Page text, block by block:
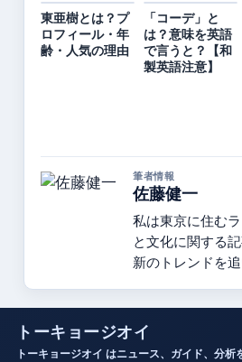
東亜樹とは？プ
ロフィール・年
齢・人気の理由
「コーデ」と
は？意味を英語
で言うと？【和
製英語注意】
筆者情報
佐藤健一
私は東京に住む
と文化に関する
新のトレンドを
トーキョージオイ
トーキョージオイ はニュース、ガイド、分